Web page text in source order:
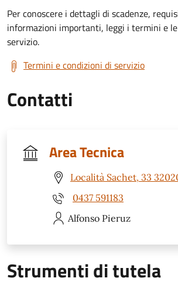
Per conoscere i dettagli di scadenze,
informazioni importanti, leggi i termini e
servizio.
Termini e condizioni di servizio
Contatti
Area Tecnica
Località Sachet, 33
0437 591183
Alfonso Pieruz
Strumenti di tutela